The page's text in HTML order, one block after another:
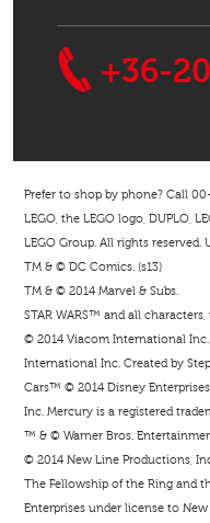
+36-
Prefer to shop by phone? Call
LEGO, the LEGO logo, DUPLO,
LEGO Group. All rights
TM & © DC Comics. (s13)
TM & © 2014 Marvel & Subs.
STAR WARS™ and all
© 2014 Viacom International Inc.
International Inc. Created by
Cars™ © 2014 Disney
Inc. Mercury is a registered
™ & © Warner Bros.
© 2014 New Line Productions,
The Fellowship of the Ring and
Enterprises under license to